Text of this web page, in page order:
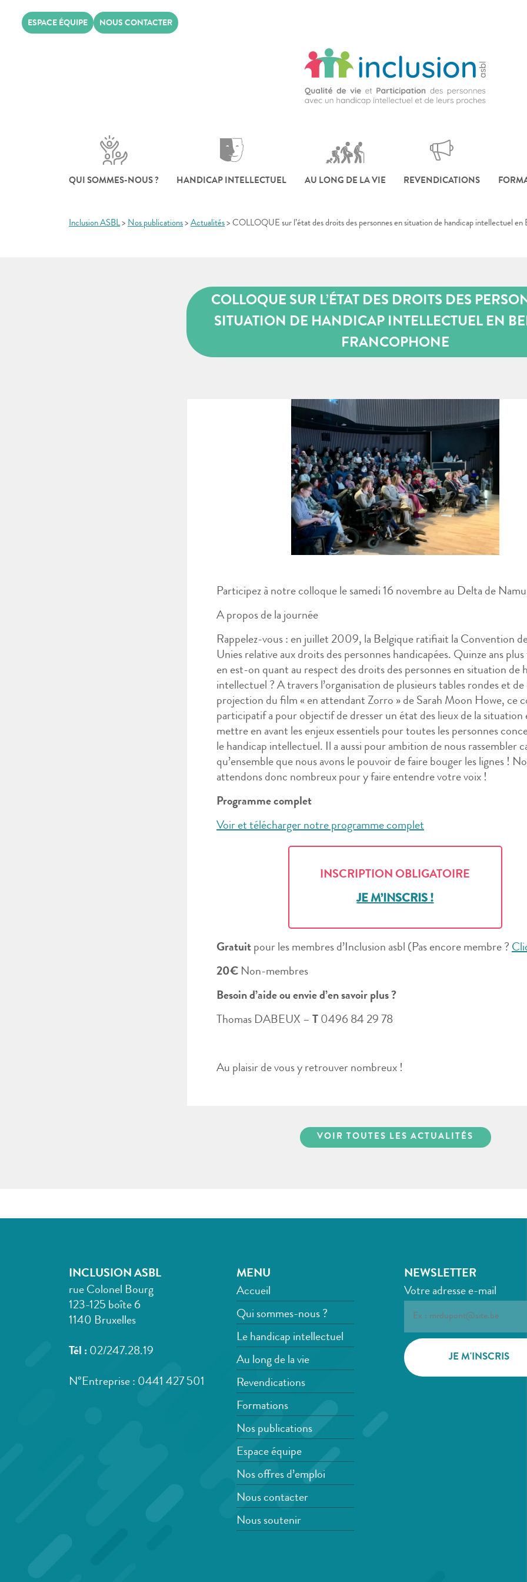
ESPACE ÉQUIPE NOUS CONTACTER
QUI SOMMES-NOUS ? HANDICAP INTELLECTUEL AU LONG DE LA VIE REVENDICATIONS
Inclusion ASBL> Nos publications > Actualités > COLLOQUE sur l’état des droits des personnes en situation de handicap intellectuel en
COLLOQUE SUR L’ÉTAT DES DROITS DES
SITUATION DE HANDICAP INTELLECTUEL EN
FRANCOPHONE
Participez à notre colloque le samedi 16 novembre au Delta de
A propos de la journée
Rappelez-vous : en juillet 2009, la Belgique ratifiait la Convention
Unies relative aux droits des personnes handicapées. Quinze ans
en est-on quant au respect des droits des personnes en situation de
intellectuel ? A travers l’organisation de plusieurs tables rondes et de
projection du film « en attendant Zorro » de Sarah Moon Howe, ce
participatif a pour objectif de dresser un état des lieux de la situation
mettre en avant les enjeux essentiels pour toutes les personnes
le handicap intellectuel. Il a aussi pour ambition de nous rassembler
qu’ensemble que nous avons le pouvoir de faire bouger les lignes !
attendons donc nombreux pour y faire entendre votre voix !
Programme complet
Voir et télécharger notre programme complet
INSCRIPTION OBLIGATOIRE
JE M’INSCRIS !
Gratuit pour les membres d’Inclusion asbl (Pas encore membre ?
20€ Non-membres
Besoin d’aide ou envie d’en savoir plus ?
Thomas DABEUX – T 0496 84 29 78
Au plaisir de vous y retrouver nombreux !
VOIR TOUTES LES ACTUALITÉS
INCLUSION ASBL
rue Colonel Bourg
123-125 boîte 6
1140 Bruxelles
Tél : 02/247.28.19
N°Entreprise : 0441 427 501
MENU
Accueil
Qui sommes-nous ?
Le handicap intellectuel
Au long de la vie
Revendications
Formations
Nos publications
Espace équipe
Nos offres d’emploi
Nous contacter
Nous soutenir
NEWSLETTER
Votre adresse e-mail